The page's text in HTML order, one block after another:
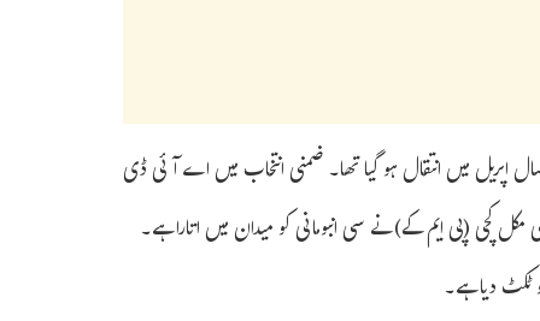
اپریل میں انتقال ہو گیا تھا۔ ضمنی انتخاب میں اے آئی ڈی
کچی (پی ایم کے) نے سی انبومانی کو میدان میں اتارا ہے۔
ٹکٹ دیا ہے۔